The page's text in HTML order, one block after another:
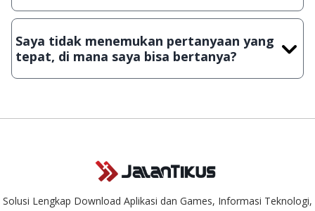
Demi menjaga kualitas aplikasi dan games yang ada di
download secara manual, sehingga kuota sebesar ribuan
aplikasi & games tidak dapat tercapai dalam waktu yang
singkat.
Saya tidak menemukan pertanyaan yang
tepat, di mana saya bisa bertanya?
Kami dengan senang hati menjawab setiap pertanyaan yang
Solusi Lengkap Download Aplikasi dan Games, Informasi Teknologi,